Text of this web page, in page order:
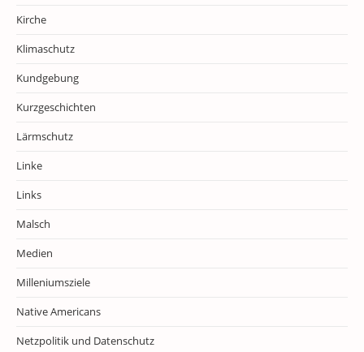
Kirche
Klimaschutz
Kundgebung
Kurzgeschichten
Lärmschutz
Linke
Links
Malsch
Medien
Milleniumsziele
Native Americans
Netzpolitik und Datenschutz